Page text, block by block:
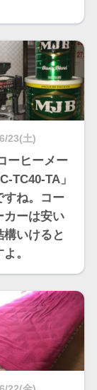
23(土)
ーヒーメー
TC40-TA」
すね。コー
カーは安い
構いけると
。